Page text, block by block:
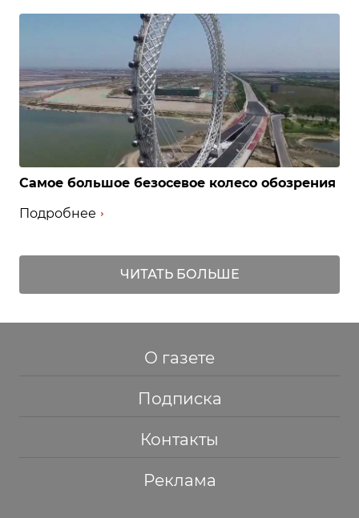
Самое большое безосевое колесо обозрения
Подробнее
ЧИТАТЬ БОЛЬШЕ
О газете
Подписка
Контакты
Реклама